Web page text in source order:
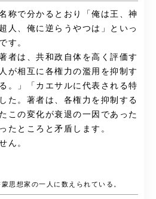
称で分かるとおり「俺は王、神
人、俺に逆らうやつは」といっ
す。
者は、共和政自体を高く評価す
が相互に各権力の濫用を抑制す
。」「カエサルに代表される特
た。著者は、各権力を抑制する
この変化が衰退の一因であった
たところと矛盾します。
ん。
思想家の一人に数えられている。